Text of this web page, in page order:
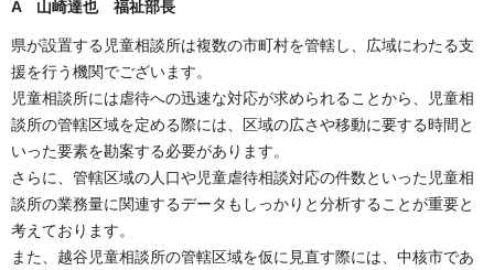
A 山崎達也 福祉部長
県が設置する児童相談所は複数の市町村を管轄し、広域にわたる支
援を行う機関でございます。
児童相談所には虐待への迅速な対応が求められることから、児童相
談所の管轄区域を定める際には、区域の広さや移動に要する時間と
いった要素を勘案する必要があります。
さらに、管轄区域の人口や児童虐待相談対応の件数といった児童相
談所の業務量に関連するデータもしっかりと分析することが重要と
考えております。
また、越谷児童相談所の管轄区域を仮に見直す際には、中核市であ